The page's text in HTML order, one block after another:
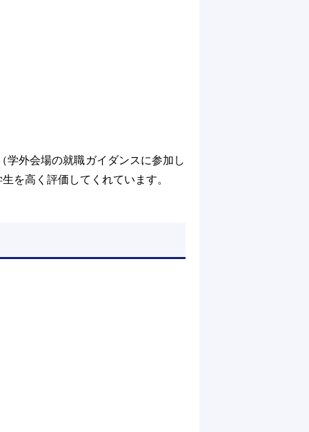
外会場の就職ガイダンスに参加し
を高く評価してくれています。